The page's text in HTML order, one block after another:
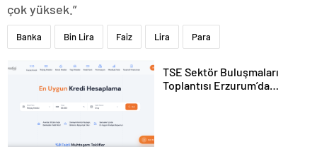
çok yüksek.”
Banka Bin Lira Faiz Lira Para
TSE Sektör Buluşmaları
Toplantısı Erzurum’da